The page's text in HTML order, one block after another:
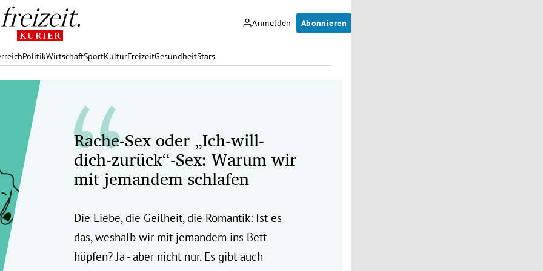
Anmelden Abonnieren
PolitikWirtschaftSportKulturFreizeitGesundheitStars
Rache-Sex oder „Ich-will-
dich-zurück“-Sex: Warum wir
mit jemandem schlafen
Die Liebe, die Geilheit, die Romantik: Ist es
das, weshalb wir mit jemandem ins Bett
hüpfen? Ja - aber nicht nur. Es gibt auch